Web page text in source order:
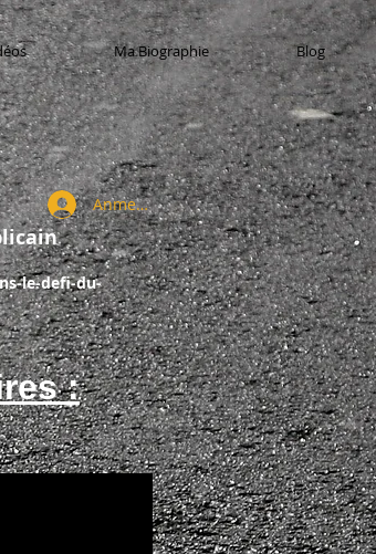
Ma Biographie Blog
le-defi-du-
Anmelden
: